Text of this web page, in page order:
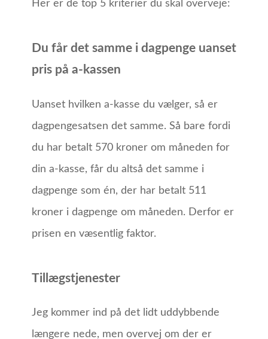
Her er de top 5 kriterier du skal overveje:
Du får det samme i dagpenge uanset
pris på a-kassen
Uanset hvilken a-kasse du vælger, så er
dagpengesatsen det samme. Så bare fordi
du har betalt 570 kroner om måneden for
din a-kasse, får du altså det samme i
dagpenge som én, der har betalt 511
kroner i dagpenge om måneden. Derfor er
prisen en væsentlig faktor.
Tillægstjenester
Jeg kommer ind på det lidt uddybbende
længere nede, men overvej om der er